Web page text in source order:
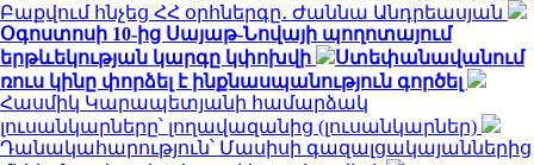
Բաքվում հնչեց ՀՀ օրհներգը․ Ժաննա Անդրեասյան
Օգոստոսի 10-ից Սայաթ-Նովայի պողոտայում
երթևեկության կարգը կփոխվի
Ստեփանավանում
ռուս կինը փորձել է ինքնասպանություն գործել
Հասմիկ Կարապետյանի համարձակ
լուսանկարները՝ լողավազանից (լուսանկարներ)
Դանակահարություն՝ Մասիսի գազալցակայաններից